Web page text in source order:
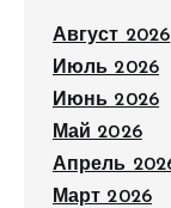
Август 2026
Июль 2026
Июнь 2026
Май 2026
Апрель
Март 2026